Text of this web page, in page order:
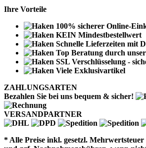
Ihre Vorteile
100% sicherer Online-
KEIN Mindestbestellwert
Schnelle Lieferzeiten mit
Top Beratung durch
SSL Verschlüsselung -
Viele Exklusivartikel
ZAHLUNGSARTEN
Bezahlen Sie bei uns bequem & sicher!
VERSANDPARTNER
* Alle Preise inkl. gesetzl. Mehrwertsteuer